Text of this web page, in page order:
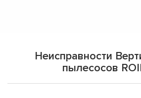
Неисправности
пылесосов